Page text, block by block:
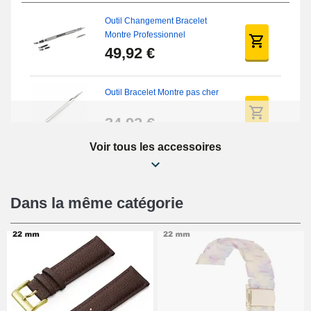
Outil Changement Bracelet
Montre Professionnel
49,92 €
Outil Bracelet Montre pas cher
34,92 €
Kit Réparation Montre Débutant
16,90 €
Pied à Coulisse Numérique
9,90 €
Kit Horlogerie Débutant
Voir tous les accessoires
Dans la même catégorie